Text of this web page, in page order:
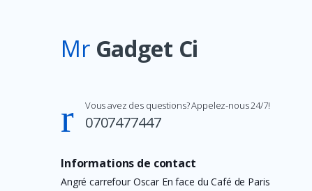
Mr Gadget Ci
Vous avez des questions? Appelez-nous 24/7!
0707477447
Informations de contact
Angré carrefour Oscar En face du Café de Paris